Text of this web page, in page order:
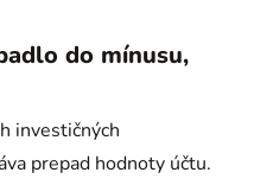
do mínusu,
investičných
prepad hodnoty účtu.